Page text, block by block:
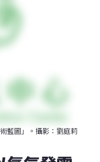
藍圖」。攝影：劉庭莉